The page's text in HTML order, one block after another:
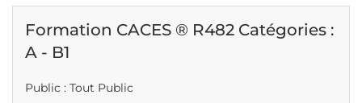
Formation CACES ® R482 Catégories :
A - B1
Public : Tout Public